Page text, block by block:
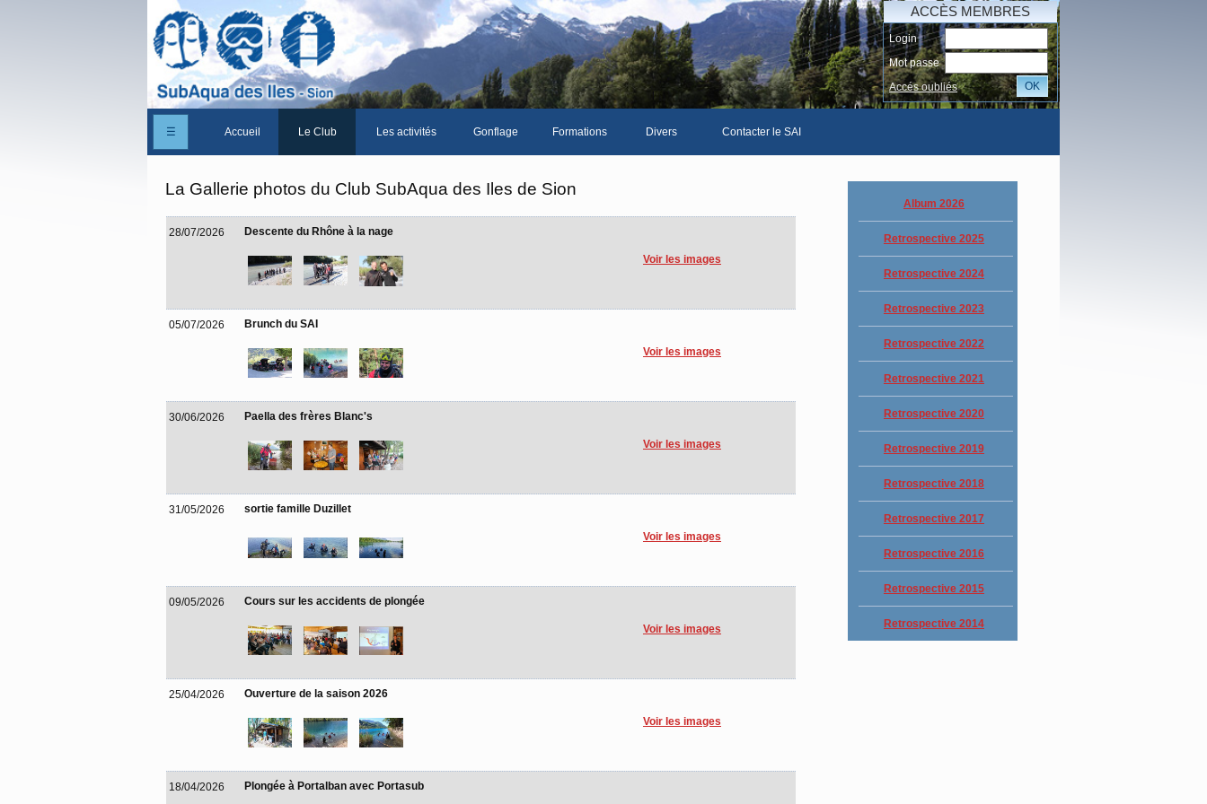
ACCÈS MEMBRES
Login
Mot passe
Accés oubliés
OK
☰ Accueil Le Club
Le comité
Les membres du club
Adhérer/Devenir membre
Les activités Gonflage Formations Divers
Documents divers
Contacter le SAI
La Gallerie photos du Club SubAqua des Iles de Sion
28/07/2026 Descente du Rhône à la nage
Voir les images
05/07/2026 Brunch du SAI
Voir les images
30/06/2026 Paella des frères Blanc's
Voir les images
31/05/2026 sortie famille Duzillet
Voir les images
09/05/2026 Cours sur les accidents de plongée
Voir les images
25/04/2026 Ouverture de la saison 2026
Voir les images
18/04/2026 Plongée à Portalban avec Portasub
Album 2026
Retrospective 2025
Retrospective 2024
Retrospective 2023
Retrospective 2022
Retrospective 2021
Retrospective 2020
Retrospective 2019
Retrospective 2018
Retrospective 2017
Retrospective 2016
Retrospective 2015
Retrospective 2014